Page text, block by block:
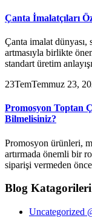
Çanta İmalatçıları
Çanta imalat dünyası,
artmasıyla birlikte
standart üretim
23TemTemmuz 23,
Promosyon Toptan
Bilmelisiniz?
Promosyon ürünleri,
artırmada önemli bir
siparişi vermeden
Blog Katagorileri
Uncategorized